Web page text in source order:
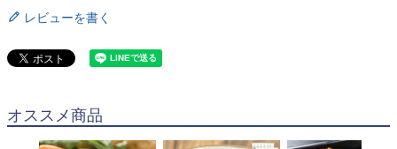
レビューを書く
オススメ商品